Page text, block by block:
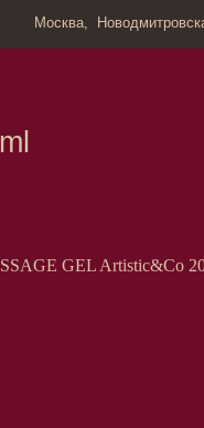
2к5 / +7 929
GEL Artistic&Co